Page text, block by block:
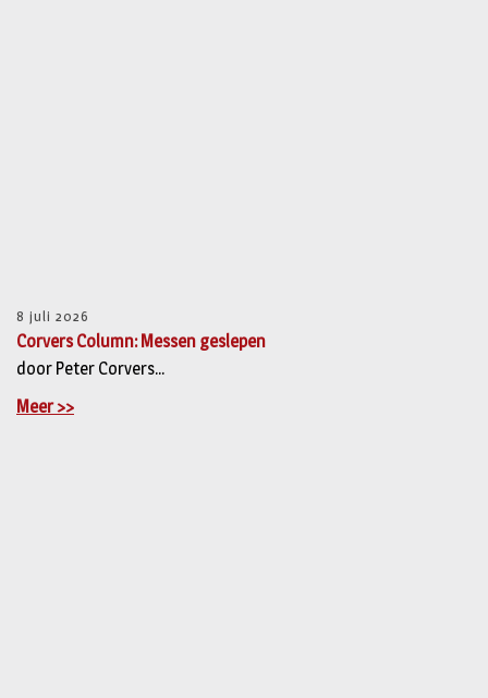
8 juli 2026
Corvers Column: Messen geslepen
door Peter Corvers...
Meer >>